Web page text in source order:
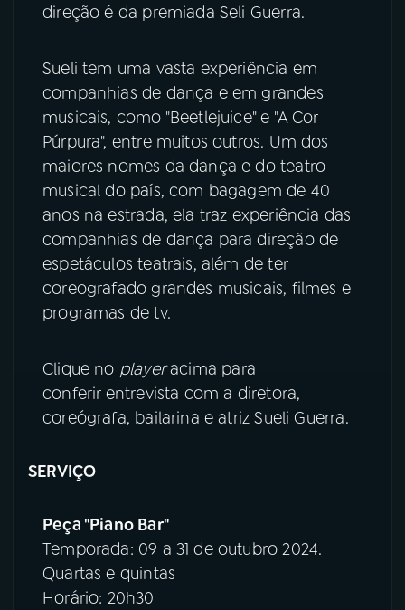
direção é da premiada Seli Guerra.
Sueli tem uma vasta experiência em
companhias de dança e em grandes
musicais, como "Beetlejuice" e "A Cor
Púrpura", entre muitos outros. Um dos
maiores nomes da dança e do teatro
musical do país, com bagagem de 40
anos na estrada, ela traz experiência das
companhias de dança para direção de
espetáculos teatrais, além de ter
coreografado grandes musicais, filmes e
programas de tv.
Clique no playeracima para
conferir entrevista com a diretora,
coreógrafa, bailarina e atriz Sueli Guerra.
SERVIÇO
Peça "Piano Bar"
Temporada: 09 a 31 de outubro 2024.
Quartas e quintas
Horário: 20h30